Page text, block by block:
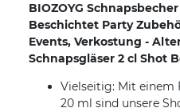
BIOZOYG
Beschichtet Party
Events, Verkostung -
Schnapsgläser 2 cl Shot
Vielseitig: Mit einem
20 ml sind unsere